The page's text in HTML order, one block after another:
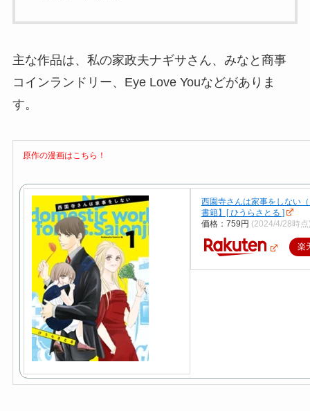
主な作品は、私の家政夫ナギサさん、みなと商事
コインランドリー、Eye Love Youなどがありま
す。
原作の漫画はこちら！
西園寺さんは家事をしない
書籍】[ ひうらさとる ]
価格：759円 (2024/4/28時点
楽